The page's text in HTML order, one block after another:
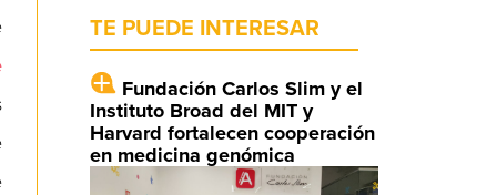
TE PUEDE INTERESAR
Fundación Carlos Slim y el
Instituto Broad del MIT y
Harvard fortalecen cooperación
en medicina genómica